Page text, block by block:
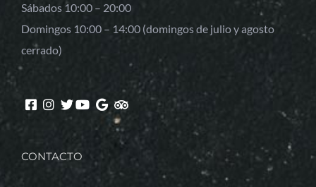
Sábados 10:00 – 20:00
Domingos 10:00 – 14:00 (domingos de julio y agosto
cerrado)
CONTACTO